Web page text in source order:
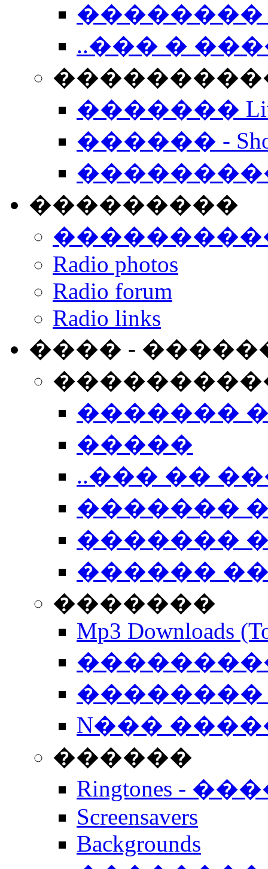
��������
..��� �
����������
�������
������ -
���������
Radio photos
Radio forum
Radio links
���� -
�������
�����
..��� ��
�������
�������
������
�������
Mp3 Downloads
��������
N���
������
Ringtones -
Screensavers
Backgrounds